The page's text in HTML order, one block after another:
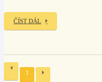
ČÍST DÁL
1